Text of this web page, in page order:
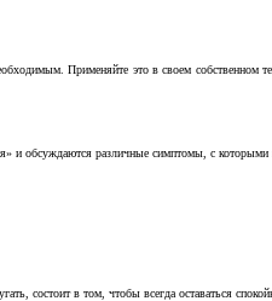
Применяйте это в своем собственном
и обсуждаются различные симптомы, с
состоит в том, чтобы всегда оставаться